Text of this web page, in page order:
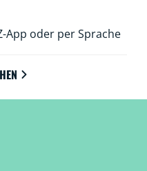
WLAN her, es ist
WiZ-
App oder per Sprache